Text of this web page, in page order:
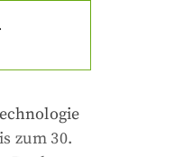
zum 30.